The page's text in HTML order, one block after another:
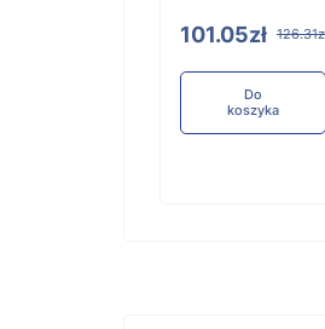
101.05zł
Do
koszyka